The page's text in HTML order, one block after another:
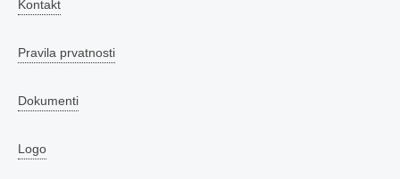
Kontakt
Pravila prvatnosti
Dokumenti
Logo